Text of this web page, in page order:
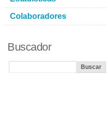
Colaboradores
Buscador